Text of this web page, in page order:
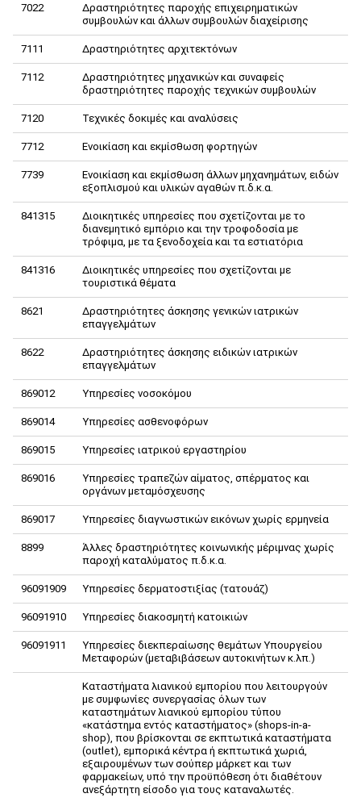
7022
Δραστηριότητες παροχής επιχειρηματικών
συμβουλών και άλλων συμβουλών διαχείρισης
7111 Δραστηριότητες αρχιτεκτόνων
7112
Δραστηριότητες μηχανικών και συναφείς
δραστηριότητες παροχής τεχνικών συμβουλών
7120 Τεχνικές δοκιμές και αναλύσεις
7712 Ενοικίαση και εκμίσθωση φορτηγών
7739
Ενοικίαση και εκμίσθωση άλλων μηχανημάτων, ειδών
εξοπλισμού και υλικών αγαθών π.δ.κ.α.
841315
Διοικητικές υπηρεσίες που σχετίζονται με το
διανεμητικό εμπόριο και την τροφοδοσία με
τρόφιμα, με τα ξενοδοχεία και τα εστιατόρια
841316
Διοικητικές υπηρεσίες που σχετίζονται με
τουριστικά θέματα
8621
Δραστηριότητες άσκησης γενικών ιατρικών
επαγγελμάτων
8622
Δραστηριότητες άσκησης ειδικών ιατρικών
επαγγελμάτων
869012 Υπηρεσίες νοσοκόμου
869014 Υπηρεσίες ασθενοφόρων
869015 Υπηρεσίες ιατρικού εργαστηρίου
869016
Υπηρεσίες τραπεζών αίματος, σπέρματος και
οργάνων μεταμόσχευσης
869017 Υπηρεσίες διαγνωστικών εικόνων χωρίς ερμηνεία
8899
Άλλες δραστηριότητες κοινωνικής μέριμνας χωρίς
παροχή καταλύματος π.δ.κ.α.
96091909 Υπηρεσίες δερματοστιξίας (τατουάζ)
96091910 Υπηρεσίες διακοσμητή κατοικιών
96091911
Υπηρεσίες διεκπεραίωσης θεμάτων Υπουργείου
Μεταφορών (μεταβιβάσεων αυτοκινήτων κ.λπ.)
Καταστήματα λιανικού εμπορίου που λειτουργούν
με συμφωνίες συνεργασίας όλων των
καταστημάτων λιανικού εμπορίου τύπου
«κατάστημα εντός καταστήματος» (shops-in-a-
shop), που βρίσκονται σε εκπτωτικά καταστήματα
(outlet), εμπορικά κέντρα ή εκπτωτικά χωριά,
εξαιρουμένων των σούπερ μάρκετ και των
φαρμακείων, υπό την προϋπόθεση ότι διαθέτουν
ανεξάρτητη είσοδο για τους καταναλωτές.